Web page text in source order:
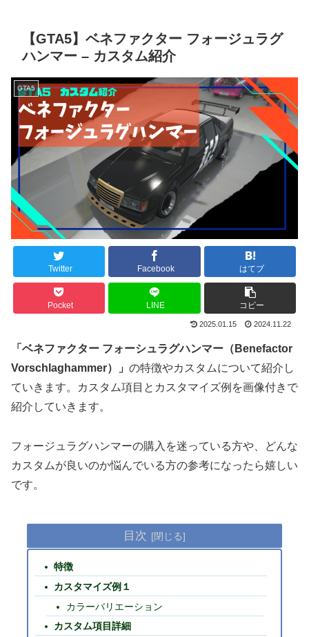
【GTA5】ベネファクター フォージュラグ
ハンマー – カスタム紹介
GTA5
Twitter Facebook はてブ
Pocket LINE コピー
2025.01.15 2024.11.22
「ベネファクター フォーシュラグハンマー（Benefactor
Vorschlaghammer）」 の特徴やカスタムについて紹介し
ていきます。カスタム項目とカスタマイズ例を画像付きで
紹介していきます。
フォージュラグハンマーの購入を迷っている方や、どんな
カスタムが良いのか悩んでいる方の参考になったら嬉しい
です。
目次
特徴
カスタマイズ例１
カラーバリエーション
カスタム項目詳細